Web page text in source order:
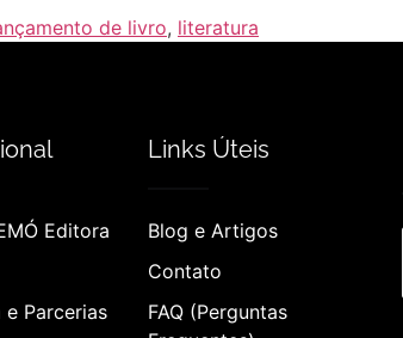
de livro, literatura
Editora
e Parcerias
Links Úteis
Blog e Artigos
Contato
FAQ (Perguntas